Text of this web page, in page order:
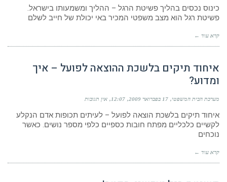
כינוס נכסים בהליך פשיטת הרגל – ההליך ומשמעותו בישראל.
פשיטת רגל הוא מצב משפטי המכיר באי יכולת של חייב לשלם
קרא עוד ←
איחוד תיקים בלשכת ההוצאה לפועל – איך
ומדוע?
מערכת הבית המשפטי 17 בפברואר 2009 12:07 אין תגובות
איחוד תיקים בלשכת הוצאה לפועל – לעיתים תכופות אדם הנקלע
לקשיים כלכליים מפתח חובות כספיים כלפי מספר נושים. כאשר
נוכחים
קרא עוד ←